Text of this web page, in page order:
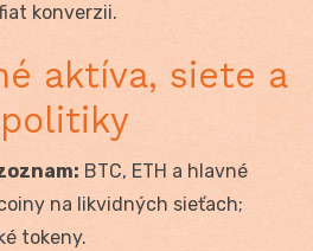
konverzii.
aktíva, siete a
BTC, ETH a hlavné
na likvidných sieťach;
tokeny.